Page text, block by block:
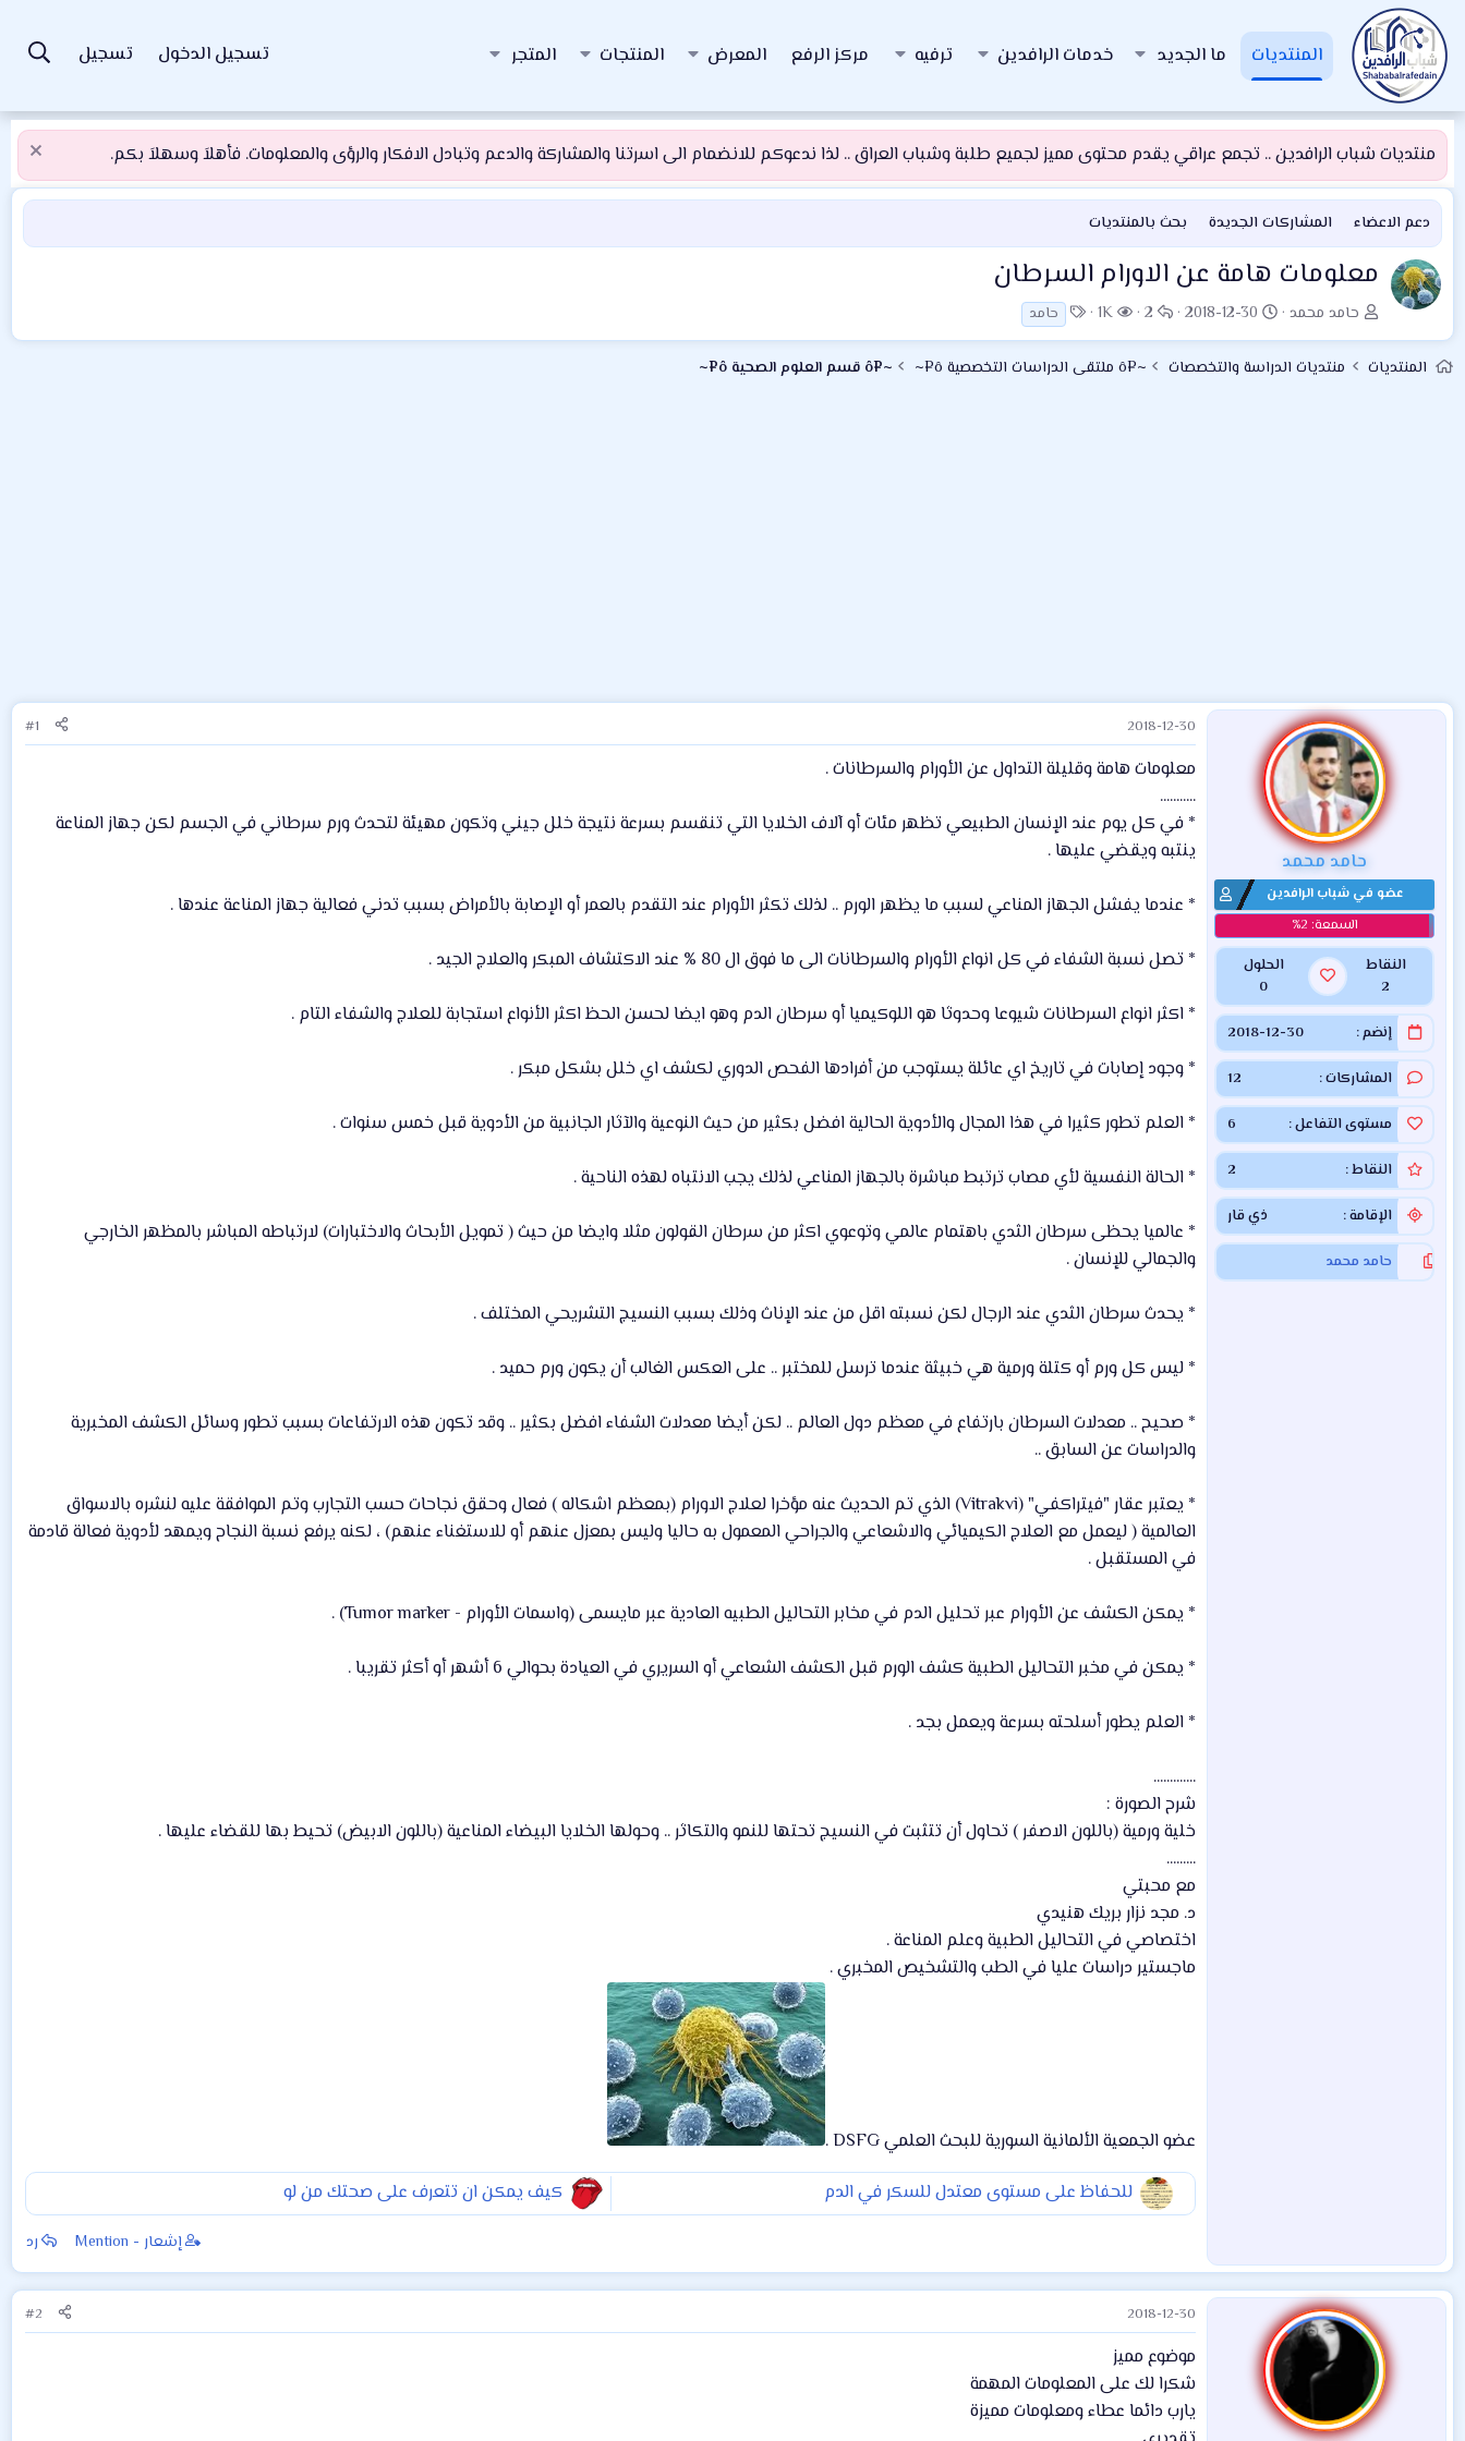
المنتديات ما الجديد خدمات الرافدين ترفيه مركز الرفع المعرض المنتجات المتجر تسجيل الدخول تسجيل
منتديات شباب الرافدين .. تجمع عراقي يقدم محتوى مميز لجميع طلبة وشباب العراق .. لذا ندعوكم للانضمام الى اسرتنا والمشاركة والدعم وتبادل الافكار والرؤى والمعلومات. فأهلاَ وسهلاَ بكم.
دعم الاعضاء المشاركات الجديدة بحث بالمنتديات
معلومات هامة عن الاورام السرطان
ب
ا
د
حامد محمد
ت
ا
ر
2018-12-30
ا
ل
ر
2
ا
ل
م
1K
ا
ل
و
حامد
المنتديات منتديات الدراسة والتخصصات ~¤ô ملتقى الدراسات التخصصية ô¤~ ~¤ô قسم العلوم الصحية ô¤~
حامد محمد
عضو في شباب الرافدين
النقاط
2
الحلول
0
إنضم 2018-12-30
المشاركات 12
مستوى التفاعل 6
النقاط 2
الإقامة ذي قار
حامد محمد
2018-12-30
#1
معلومات هامة وقليلة التداول عن الأورام والسرطانات .
...........
* في كل يوم عند الإنسان الطبيعي تظهر مئات أو آلاف الخلايا التي تنقسم بسرعة نتيجة خلل جيني وتكون مهيئة لتحدث ورم سرطاني في الجسم لكن جهاز المناعة
ينتبه ويقضي عليها .
* عندما يفشل الجهاز المناعي لسبب ما يظهر الورم .. لذلك تكثر الأورام عند التقدم بالعمر أو الإصابة بالأمراض بسبب تدني فعالية جهاز المناعة عندها .
* تصل نسبة الشفاء في كل انواع الأورام والسرطانات الى ما فوق ال 80 % عند الاكتشاف المبكر والعلاج الجيد .
* اكثر انواع السرطانات شيوعا وحدوثا هو اللوكيميا أو سرطان الدم وهو ايضا لحسن الحظ اكثر الأنواع استجابة للعلاج والشفاء التام .
* وجود إصابات في تاريخ اي عائلة يستوجب من أفرادها الفحص الدوري لكشف اي خلل بشكل مبكر .
* العلم تطور كثيرا في هذا المجال والأدوية الحالية افضل بكثير من حيث النوعية والآثار الجانبية من الأدوية قبل خمس سنوات .
* الحالة النفسية لأي مصاب ترتبط مباشرة بالجهاز المناعي لذلك يجب الانتباه لهذه الناحية .
* عالميا يحظى سرطان الثدي باهتمام عالمي وتوعوي اكثر من سرطان القولون مثلا وايضا من حيث ( تمويل الأبحاث والاختبارات) لارتباطه المباشر بالمظهر الخارجي
والجمالي للإنسان .
* يحدث سرطان الثدي عند الرجال لكن نسبته اقل من عند الإناث وذلك بسبب النسيج التشريحي المختلف .
* ليس كل ورم أو كتلة ورمية هي خبيثة عندما ترسل للمختبر .. على العكس الغالب أن يكون ورم حميد .
* صحيح .. معدلات السرطان بارتفاع في معظم دول العالم .. لكن أيضا معدلات الشفاء افضل بكثير .. وقد تكون هذه الارتفاعات بسبب تطور وسائل الكشف المخبرية
والدراسات عن السابق ..
* يعتبر عقار "فيتراكفي" (Vitrakvi) الذي تم الحديث عنه مؤخرا لعلاج الاورام (بمعظم اشكاله ) فعال وحقق نجاحات حسب التجارب وتم الموافقة عليه لنشره بالاسواق
العالمية ( ليعمل مع العلاج الكيميائي والاشعاعي والجراحي المعمول به حاليا وليس بمعزل عنهم أو للاستغناء عنهم) ، لكنه يرفع نسبة النجاح ويمهد لأدوية فعالة قادمة
في المستقبل .
* يمكن الكشف عن الأورام عبر تحليل الدم في مخابر التحاليل الطبيه العادية عبر مايسمى (واسمات الأورام - Tumor marker) .
* يمكن في مخبر التحاليل الطبية كشف الورم قبل الكشف الشعاعي أو السريري في العيادة بحوالي 6 أشهر أو أكثر تقريبا .
* العلم يطور أسلحته بسرعة ويعمل بجد .
.............
شرح الصورة :
خلية ورمية (باللون الاصفر ) تحاول أن تتثبت في النسيج تحتها للنمو والتكاثر .. وحولها الخلايا البيضاء المناعية (باللون الابيض) تحيط بها للقضاء عليها .
.........
مع محبتي
د. مجد نزار بريك هنيدي
اختصاصي في التحاليل الطبية وعلم المناعة .
ماجستير دراسات عليا في الطب والتشخيص المخبري .
عضو الجمعية الألمانية السورية للبحث العلمي DSFG .
للحفاظ على مستوى معتدل للسكر في الدم
كيف يمكن ان تتعرف على صحتك من لو
إشعار - Mention رد
2018-12-30
#2
موضوع مميز
شكرا لك على المعلومات المهمة
يارب دائما عطاء ومعلومات مميزة